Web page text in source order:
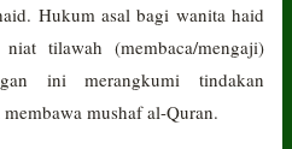
Hukum asal bagi wanita haid
tilawah (membaca/mengaji)
ini merangkumi tindakan
mushaf al-Quran.